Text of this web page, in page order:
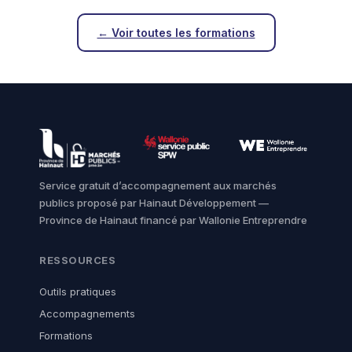
← Voir toutes les formations
Service gratuit d’accompagnement aux marchés
publics proposé par Hainaut Développement —
Province de Hainaut financé par Wallonie Entreprendre
RESSOURCES
Outils pratiques
Accompagnements
Formations